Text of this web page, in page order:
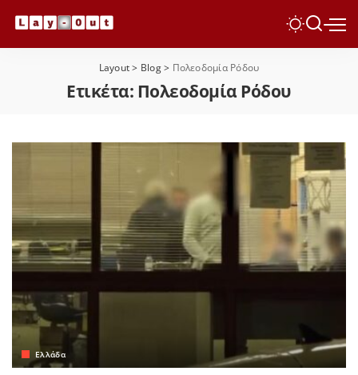
Layout> Blog> Πολεοδομία Ρόδου
Ετικέτα: Πολεοδομία Ρόδου
Ελλάδα